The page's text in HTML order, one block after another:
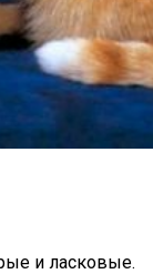
и ласковые.